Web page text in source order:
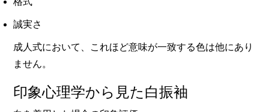
誠実さ
成人式において、これほど意味が一致する色は他にあり
ません。
印象心理学から見た白振袖